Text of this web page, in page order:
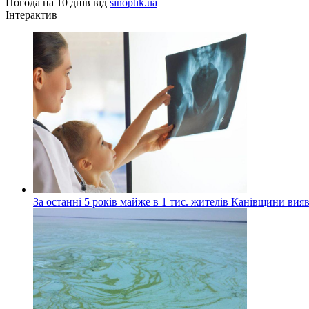
Погода на 10 днів від sinoptik.ua
Інтерактив
За останні 5 років майже в 1 тис. жителів Канівщини